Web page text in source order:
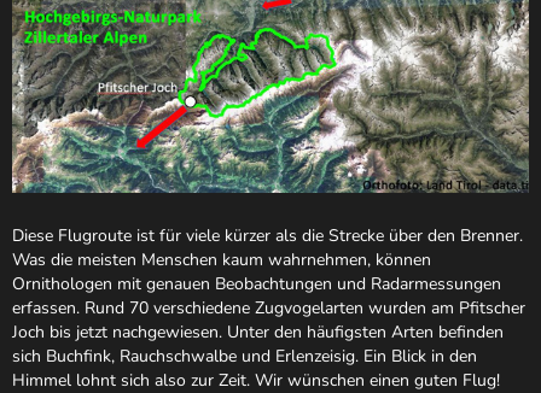
Diese Flugroute ist für viele kürzer als die Strecke über den Brenner.
Was die meisten Menschen kaum wahrnehmen, können
Ornithologen mit genauen Beobachtungen und Radarmessungen
erfassen. Rund 70 verschiedene Zugvogelarten wurden am Pfitscher
Joch bis jetzt nachgewiesen. Unter den häufigsten Arten befinden
sich Buchfink, Rauchschwalbe und Erlenzeisig. Ein Blick in den
Himmel lohnt sich also zur Zeit. Wir wünschen einen guten Flug!